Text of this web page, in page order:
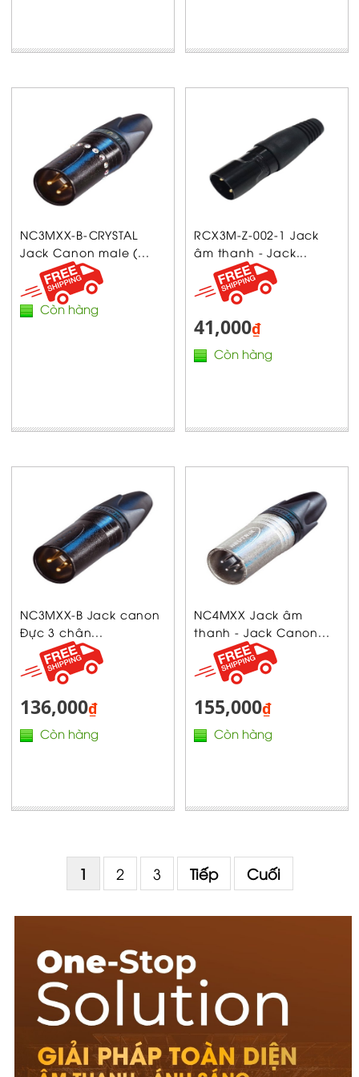
NC3MXX-B-CRYSTAL
Jack Canon male (...
Còn hàng
RCX3M-Z-002-1 Jack
âm thanh - Jack...
41,000₫
Còn hàng
NC3MXX-B Jack canon
Đực 3 chân...
136,000₫
Còn hàng
NC4MXX Jack âm
thanh - Jack Canon...
155,000₫
Còn hàng
1 2 3 Tiếp Cuối